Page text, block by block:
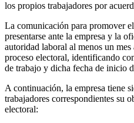
los propios trabajadores por
La comunicación para promover
presentarse ante la empresa y la
autoridad laboral al menos un
proceso electoral, identificando
de trabajo y dicha fecha de inicio
A continuación, la empresa tiene
trabajadores correspondientes su
electoral: